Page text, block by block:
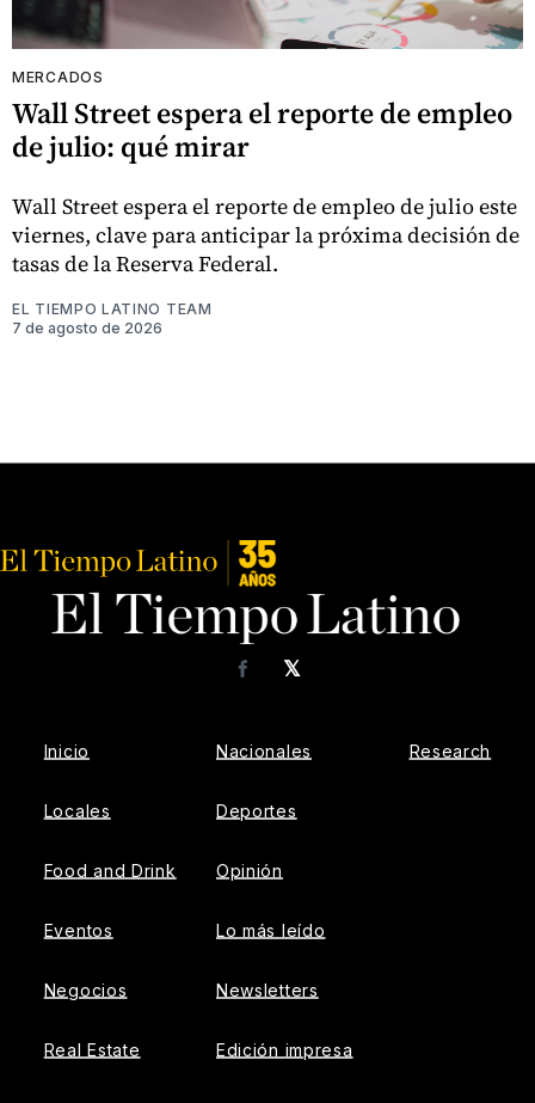
MERCADOS
Wall Street espera el reporte de empleo
de julio: qué mirar
Wall Street espera el reporte de empleo de julio este
viernes, clave para anticipar la próxima decisión de
tasas de la Reserva Federal.
EL TIEMPO LATINO TEAM
7 de agosto de 2026
𝕏
Facebook
Inicio
Locales
Food and Drink
Eventos
Negocios
Real Estate
Nacionales
Deportes
Opinión
Lo más leído
Newsletters
Edición impresa
Research